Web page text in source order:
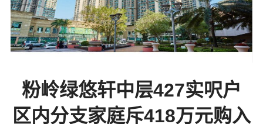
粉岭绿悠轩中层427实呎户
区内分支家庭斥418万元购入